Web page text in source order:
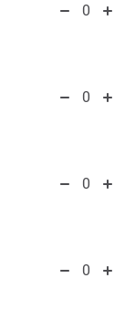
0
0
0
0